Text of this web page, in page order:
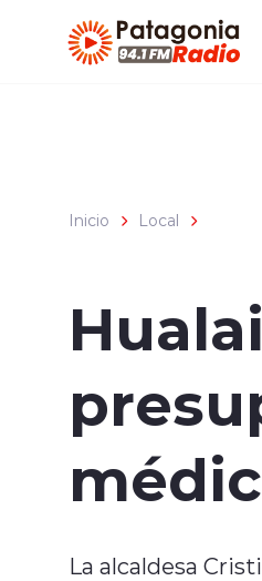
Inicio Local
La alcaldesa